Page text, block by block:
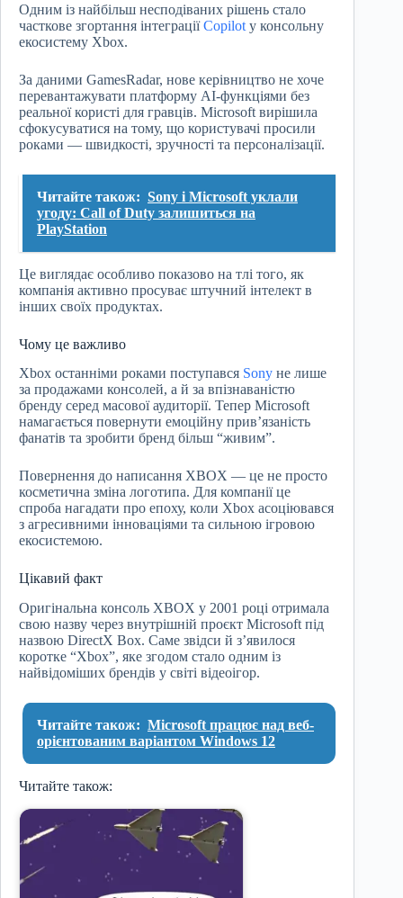
Одним із найбільш несподіваних рішень стало
часткове згортання інтеграціїCopilot у консольну
екосистему Xbox.
За даними GamesRadar, нове керівництво не хоче
перевантажувати платформу AI-функціями без
реальної користі для гравців. Microsoft вирішила
сфокусуватися на тому, що користувачі просили
роками — швидкості, зручності та персоналізації.
Читайте також: Sony і Microsoft уклали
угоду: Call of Duty залишиться на
PlayStation
Це виглядає особливо показово на тлі того, як
компанія активно просуває штучний інтелект в
інших своїх продуктах.
Чому це важливо
Xbox останніми роками поступався Sony не лише
за продажами консолей, а й за впізнаваністю
бренду серед масової аудиторії. Тепер Microsoft
намагається повернути емоційну прив’язаність
фанатів та зробити бренд більш “живим”.
Повернення до написання XBOX — це не просто
косметична зміна логотипа. Для компанії це
спроба нагадати про епоху, коли Xbox асоціювався
з агресивними інноваціями та сильною ігровою
екосистемою.
Цікавий факт
Оригінальна консоль XBOX у 2001 році отримала
свою назву через внутрішній проєкт Microsoft під
назвою DirectX Box. Саме звідси й з’явилося
коротке “Xbox”, яке згодом стало одним із
найвідоміших брендів у світі відеоігор.
Читайте також: Microsoft працює над веб-
орієнтованим варіантом Windows 12
Читайте також: